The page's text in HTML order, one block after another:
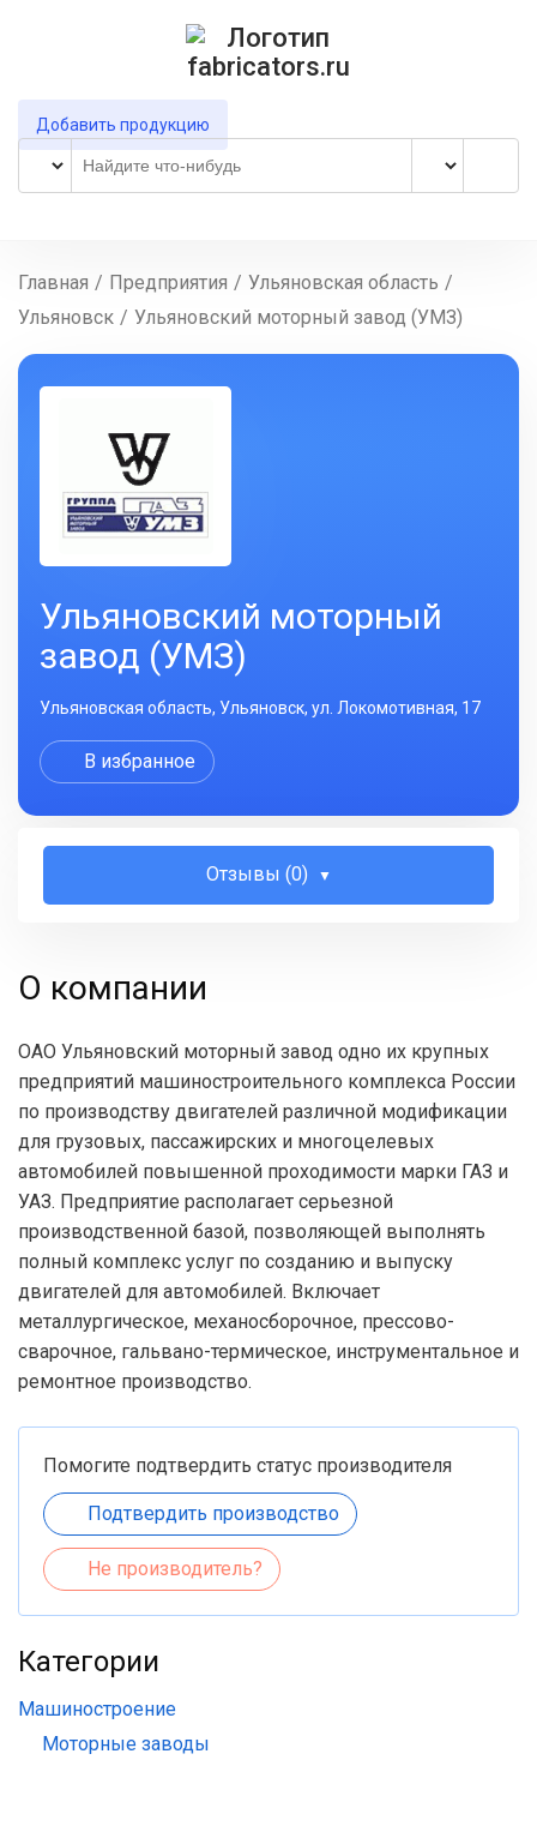
Добавить продукцию
Главная / Предприятия / Ульяновская область /
Ульяновск / Ульяновский моторный завод (УМЗ)
Ульяновский моторный
завод (УМЗ)
Ульяновская область, Ульяновск, ул. Локомотивная, 17
В избранное
Отзывы (0)
О компании
ОАО Ульяновский моторный завод одно их крупных
предприятий машиностроительного комплекса России
по производству двигателей различной модификации
для грузовых, пассажирских и многоцелевых
автомобилей повышенной проходимости марки ГАЗ и
УАЗ. Предприятие располагает серьезной
производственной базой, позволяющей выполнять
полный комплекс услуг по созданию и выпуску
двигателей для автомобилей. Включает
металлургическое, механосборочное, прессово-
сварочное, гальвано-термическое, инструментальное и
ремонтное производство.
Помогите подтвердить статус производителя
Подтвердить производство
Не производитель?
Категории
Машиностроение
Моторные заводы